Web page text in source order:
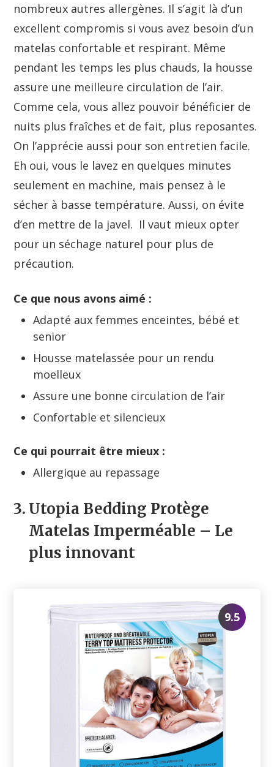
nombreux autres allergènes. Il s’agit là d’un
excellent compromis si vous avez besoin d’un
matelas confortable et respirant. Même
pendant les temps les plus chauds, la housse
assure une meilleure circulation de l’air.
Comme cela, vous allez pouvoir bénéficier de
nuits plus fraîches et de fait, plus reposantes.
On l’apprécie aussi pour son entretien facile.
Eh oui, vous le lavez en quelques minutes
seulement en machine, mais pensez à le
sécher à basse température. Aussi, on évite
d’en mettre de la javel. Il vaut mieux opter
pour un séchage naturel pour plus de
précaution.
Ce que nous avons aimé :
Adapté aux femmes enceintes, bébé et
senior
Housse matelassée pour un rendu
moelleux
Assure une bonne circulation de l’air
Confortable et silencieux
Ce qui pourrait être mieux :
Allergique au repassage
3. Utopia Bedding Protège
Matelas Imperméable – Le
plus innovant
9.5